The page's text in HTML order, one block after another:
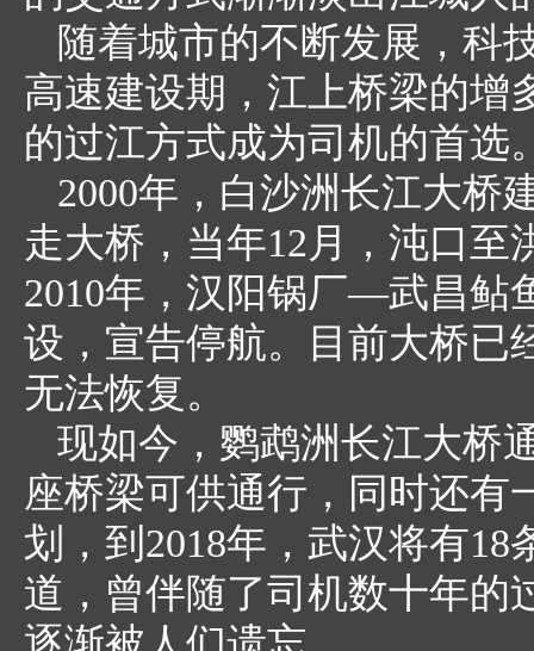
随着城市的不断发展，科
高速建设期，江上桥梁的增
的过江方式成为司机的首选
2000年，白沙洲长江大桥
走大桥，当年12月，沌口至
2010年，汉阳锅厂—武昌鲇
设，宣告停航。目前大桥已
无法恢复。
现如今，鹦鹉洲长江大桥
座桥梁可供通行，同时还有
划，到2018年，武汉将有
道，曾伴随了司机数十年的